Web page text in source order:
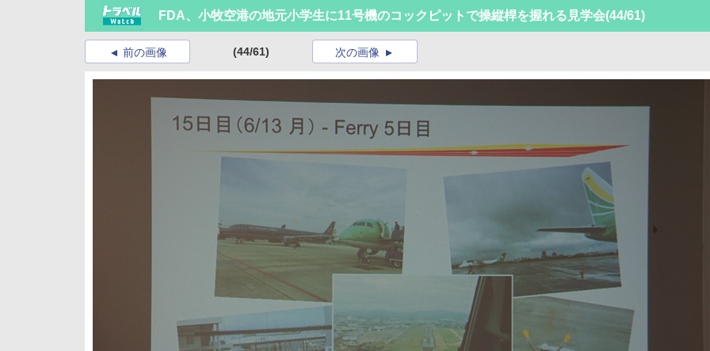
FDA、小牧空港の地元小学生に11号機のコックピットで操縦桿を握れる見学会(44/61)
前の画像 (44/61) 次の画像